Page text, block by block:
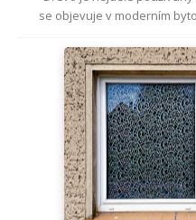
se objevuje v moderním